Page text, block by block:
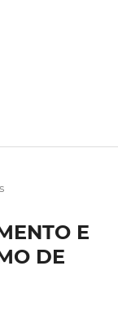
E
DE